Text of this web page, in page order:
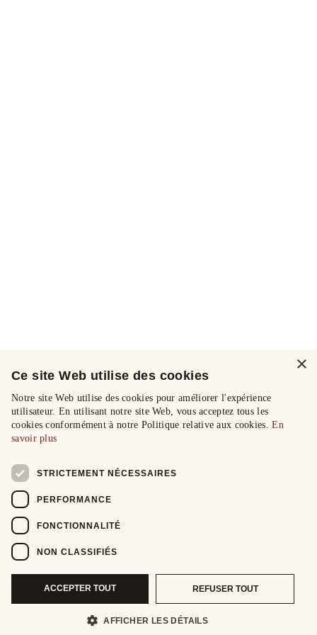
×
Ce site Web utilise des cookies
Notre site Web utilise des cookies pour améliorer l'expérience
utilisateur. En utilisant notre site Web, vous acceptez tous les
cookies conformément à notre Politique relative aux cookies.En
savoir plus
STRICTEMENT NÉCESSAIRES
PERFORMANCE
FONCTIONNALITÉ
NON CLASSIFIÉS
ACCEPTER TOUT REFUSER TOUT
AFFICHER LES DÉTAILS